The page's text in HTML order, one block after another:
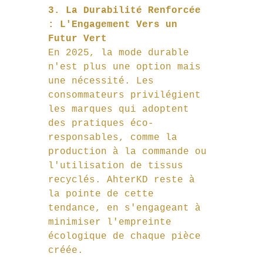
3. La Durabilité Renforcée
: L'Engagement Vers un
Futur Vert
En 2025, la mode durable
n'est plus une option mais
une nécessité. Les
consommateurs privilégient
les marques qui adoptent
des pratiques éco-
responsables, comme la
production à la commande ou
l'utilisation de tissus
recyclés. AhterKD reste à
la pointe de cette
tendance, en s'engageant à
minimiser l'empreinte
écologique de chaque pièce
créée.